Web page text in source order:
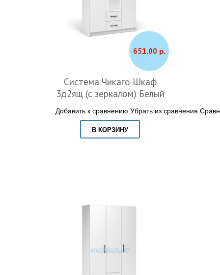
651.00 р.
Система Чикаго Шкаф
3д2ящ (с зеркалом) Белый
Добавить к сравнению Убрать из сравнения
В КОРЗИНУ